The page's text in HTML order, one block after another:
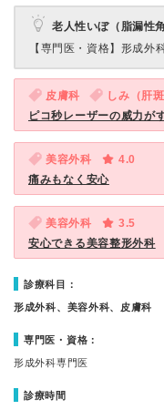
老人性いぼ（脂漏性
【専門医・資格】 形成外
皮膚科 しみ（肝
ピコ秒レーザーの威力が
美容外科
4.0
痛みもなく安心
美容外科
3.5
安心できる美容整形外科
診療科目：
形成外科、美容外科、皮膚科
専門医・資格：
形成外科専門医
診療時間